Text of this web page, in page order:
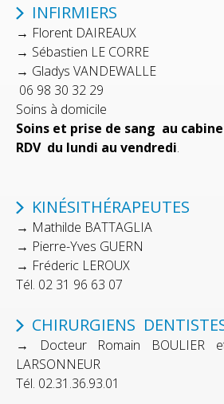
INFIRMIERS
→ Florent DAIREAUX
→ Sébastien LE CORRE
→ Gladys VANDEWALLE
06 98 30 32 29
Soins à domicile
Soins et prise de sang au
RDV du lundi au vendredi.
KINÉSITHÉRAPEUTES
→ Mathilde BATTAGLIA
→ Pierre-Yves GUERN
→ Fréderic LEROUX
Tél. 02 31 96 63 07
CHIRURGIENS
→ Docteur Romain BOULIER
LARSONNEUR
Tél. 02.31.36.93.01